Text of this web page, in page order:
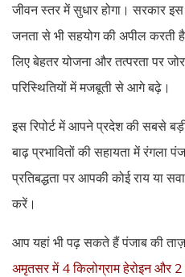
जीवन स्तर में सुधार होगा। सरकार
जनता से भी सहयोग की अपील करती
लिए बेहतर योजना और तत्परता पर
परिस्थितियों में मजबूती से आगे बढ़े।
इस रिपोर्ट में आपने प्रदेश की सबसे
बाढ़ प्रभावितों की सहायता में रंगला
प्रतिबद्धता पर आपकी कोई राय या
करें।
आप यहां भी पढ़ सकते हैं पंजाब की
अमृतसर में 4 किलोग्राम हेरोइन और 2